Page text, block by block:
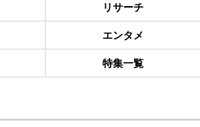
リサーチ
エンタメ
特集一覧